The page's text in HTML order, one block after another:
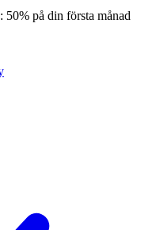
på din första månad